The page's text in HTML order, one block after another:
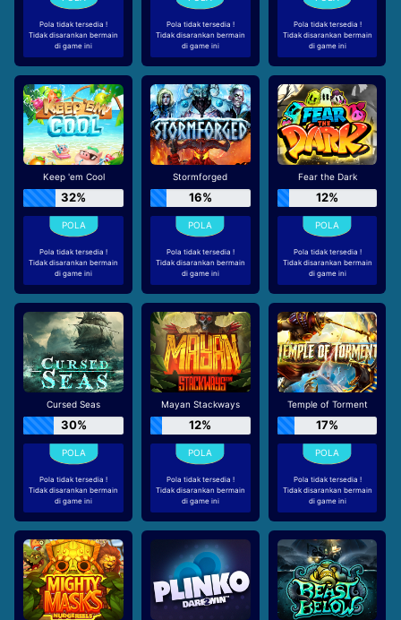
Pola tidak tersedia !
Tidak disarankan bermain
di game ini
Pola tidak tersedia !
Tidak disarankan bermain
di game ini
Pola tidak tersedia !
Tidak disarankan bermain
di game ini
Keep 'em Cool
32%
Pola tidak tersedia !
Tidak disarankan bermain
di game ini
Stormforged
16%
Pola tidak tersedia !
Tidak disarankan bermain
di game ini
Fear the Dark
12%
Pola tidak tersedia !
Tidak disarankan bermain
di game ini
Cursed Seas
30%
Pola tidak tersedia !
Tidak disarankan bermain
di game ini
Mayan Stackways
12%
Pola tidak tersedia !
Tidak disarankan bermain
di game ini
Temple of Torment
17%
Pola tidak tersedia !
Tidak disarankan bermain
di game ini